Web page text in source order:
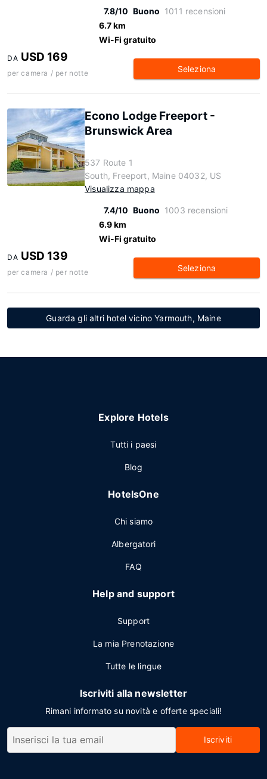
7.8/10 Buono 1011 recensioni
6.7 km
Wi-Fi gratuito
DA USD 169
per camera / per notte Seleziona
Econo Lodge Freeport -
Brunswick Area
537 Route 1
South, Freeport, Maine 04032, US
Visualizza mappa
7.4/10 Buono 1003 recensioni
6.9 km
Wi-Fi gratuito
DA USD 139
per camera / per notte Seleziona
Guarda gli altri hotel vicino Yarmouth, Maine
Explore Hotels
Tutti i paesi
Blog
HotelsOne
Chi siamo
Albergatori
FAQ
Help and support
Support
La mia Prenotazione
Tutte le lingue
Iscriviti alla newsletter
Rimani informato su novità e offerte speciali!
Iscriviti